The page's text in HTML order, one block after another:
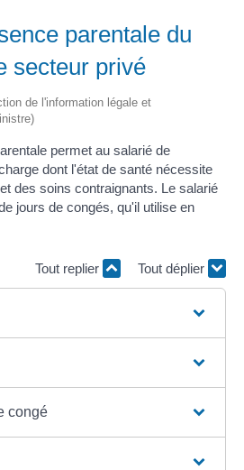
parentale du
secteur privé
de l'information légale et
permet au salarié de
dont l'état de santé nécessite
des soins contraignants. Le salarié
jours de congés, qu'il utilise en
Tout replier Tout déplier
congé